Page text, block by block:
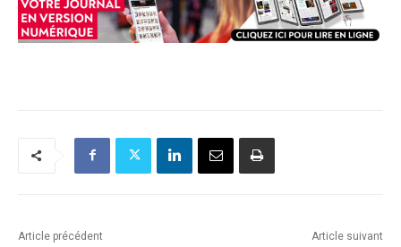
Article précédent Article suivant